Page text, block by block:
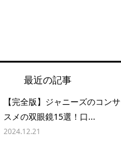
最近の記事
【完全版】ジャニーズのコン
スメの双眼鏡15選！口...
2024.12.21